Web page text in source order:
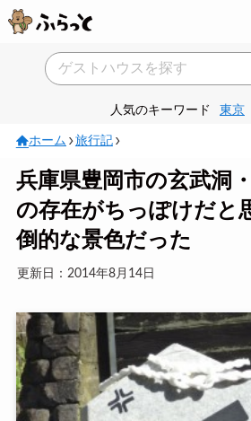
人気のキーワード 東京
ホーム 旅行記
兵庫県豊岡市の玄武洞
の存在がちっぽけだと
倒的な景色だった
更新日：2014年8月14日